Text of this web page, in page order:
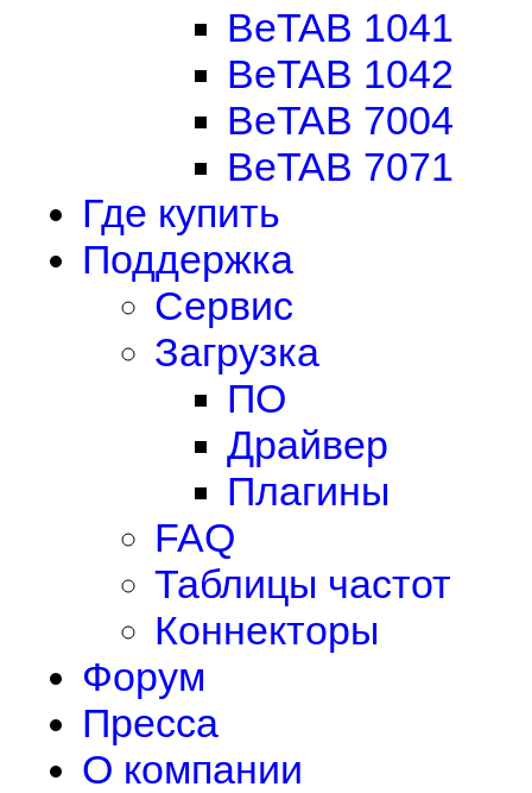
BeTAB 1041
BeTAB 1042
BeTAB 7004
BeTAB 7071
Где купить
Поддержка
Сервис
Загрузка
ПО
Драйвер
Плагины
FAQ
Таблицы частот
Коннекторы
Форум
Пресса
О компании